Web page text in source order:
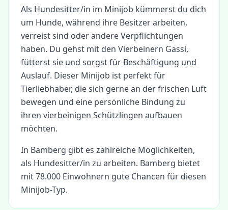
Als Hundesitter/in im Minijob kümmerst du dich
um Hunde, während ihre Besitzer arbeiten,
verreist sind oder andere Verpflichtungen
haben. Du gehst mit den Vierbeinern Gassi,
fütterst sie und sorgst für Beschäftigung und
Auslauf. Dieser Minijob ist perfekt für
Tierliebhaber, die sich gerne an der frischen Luft
bewegen und eine persönliche Bindung zu
ihren vierbeinigen Schützlingen aufbauen
möchten.
In Bamberg gibt es zahlreiche Möglichkeiten,
als Hundesitter/in zu arbeiten. Bamberg bietet
mit 78.000 Einwohnern gute Chancen für diesen
Minijob-Typ.